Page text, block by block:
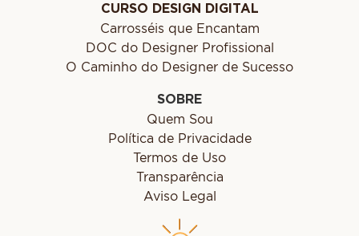
CURSO DESIGN DIGITAL
Carrosséis que Encantam
DOC do Designer Profissional
O Caminho do Designer de Sucesso
SOBRE
Quem Sou
Política de Privacidade
Termos de Uso
Transparência
Aviso Legal